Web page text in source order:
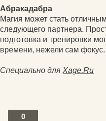
Абракадабра
Магия может стать
следующего партнера.
подготовка и тренировки
времени, нежели сам фокус.
Специально для Xage.Ru
0